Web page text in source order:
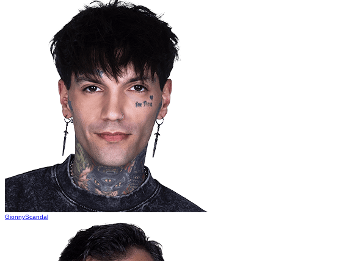
GionnyScandal